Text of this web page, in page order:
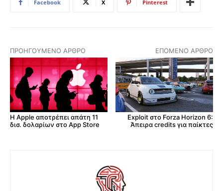
Facebook X Pinterest
ΠΡΟΗΓΟΎΜΕΝΟ ΆΡΘΡΟ
Η Apple αποτρέπει απάτη 11
δισ. δολαρίων στο App Store
ΕΠΌΜΕΝΟ ΆΡΘΡΟ
Exploit στο Forza Horizon 6:
Άπειρα credits για παίκτες